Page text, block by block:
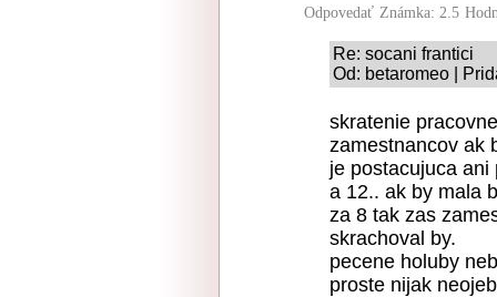
Odpovedať Známka: 2.5
Re: socani frantici
Od: betaromeo |
skratenie
zamestnancov ak
je postacujuca
a 12.. ak by mala
za 8 tak zas
skrachoval by.
pecene holuby
proste nijak